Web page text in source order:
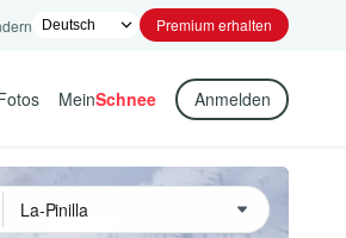
Premium erhalten
MeinSchnee Anmelden